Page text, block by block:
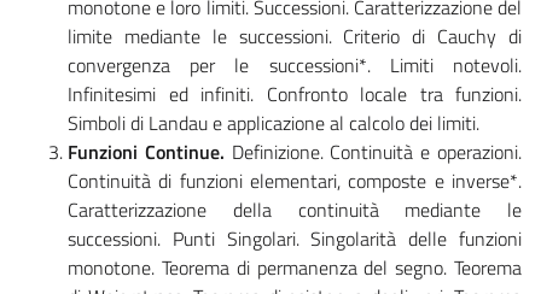
monotone e loro limiti. Successioni. Caratterizzazione del
limite mediante le successioni. Criterio di Cauchy di
convergenza per le successioni*. Limiti notevoli.
Infinitesimi ed infiniti. Confronto locale tra funzioni.
Simboli di Landau e applicazione al calcolo dei limiti.
Funzioni Continue. Definizione. Continuità e operazioni.
Continuità di funzioni elementari, composte e inverse*.
Caratterizzazione della continuità mediante le
successioni. Punti Singolari. Singolarità delle funzioni
monotone. Teorema di permanenza del segno. Teorema